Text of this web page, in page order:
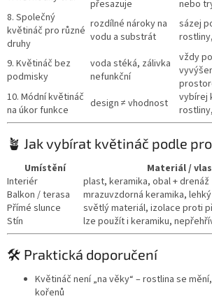
přesazuje
nebo
8. Společný
květináč pro různé
druhy
rozdílné nároky na
vodu a substrát
sázej
9. Květináč bez
podmisky
voda stéká, zálivka
nefunkční
vždy
10. Módní květináč
na úkor funkce
design ≠ vhodnost
vybírej
🪴 Jak vybírat květináč podle
Umístění
Materiál /
Interiér
plast, keramika, obal + drenáž
Balkon / terasa
mrazuvzdorná keramika,
Přímé slunce
světlý materiál, izolace proti
Stín
lze použít i keramiku,
🛠️ Praktická doporučení
Květináč není „na věky“ – rostlina se
kořenů